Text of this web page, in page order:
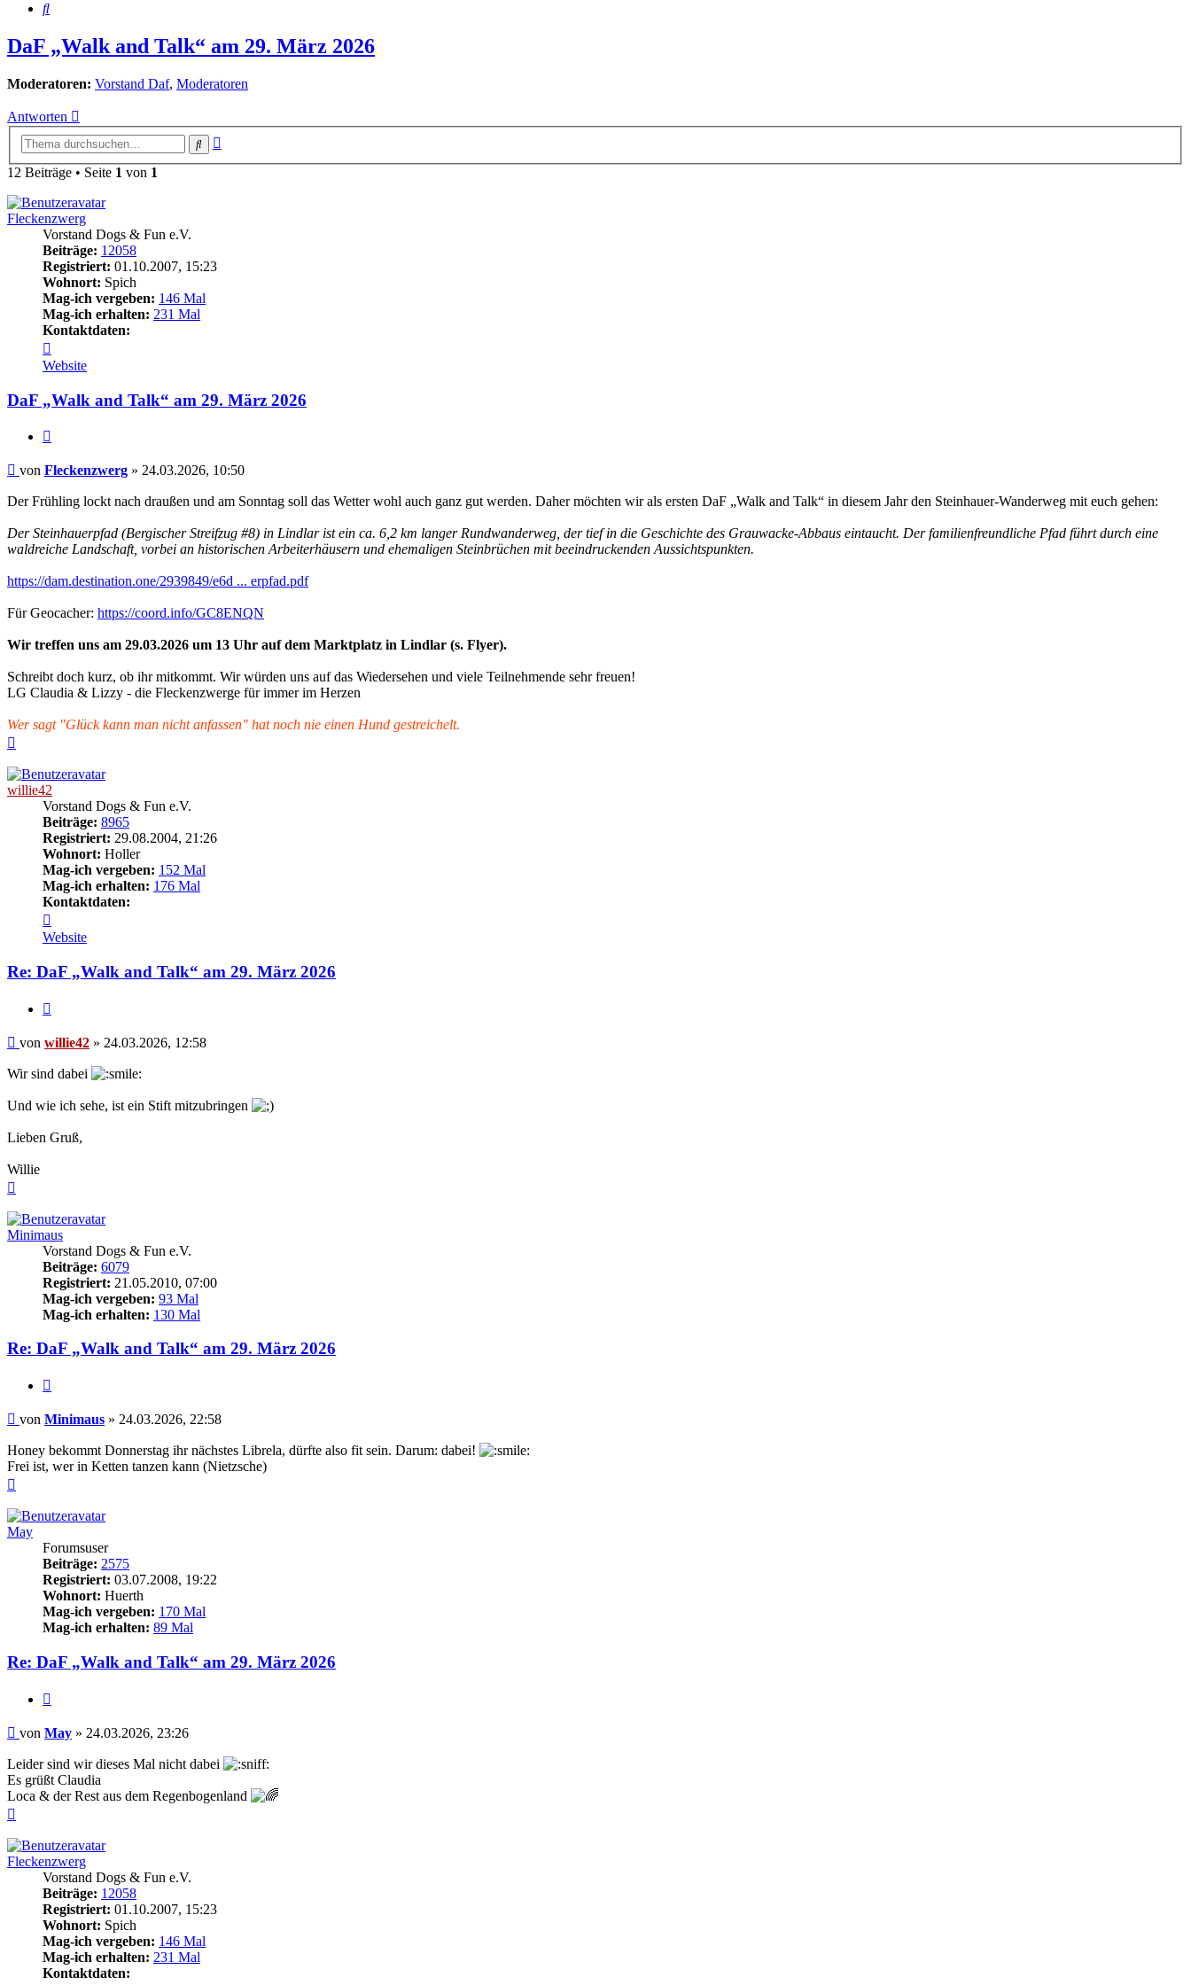
Suche
DaF „Walk and Talk“ am 29. März 2026
Moderatoren: Vorstand Daf, Moderatoren
Antworten
Suche
12 Beiträge • Seite 1 von 1
Fleckenzwerg
Vorstand Dogs & Fun e.V.
Beiträge: 12058
Registriert: 01.10.2007, 15:23
Wohnort: Spich
Mag-ich vergeben: 146 Mal
Mag-ich erhalten: 231 Mal
Kontaktdaten:
von
Fleckenzwerg
Website
DaF „Walk and Talk“ am 29. März 2026
Beitrag
von Fleckenzwerg » 24.03.2026, 10:50
Der Frühling lockt nach draußen und am Sonntag soll das Wetter wohl auch ganz gut werden. Daher möchten wir als ersten DaF „Walk and Talk“ in diesem Jahr den Steinhauer-Wanderweg mit euch gehen:
Der Steinhauerpfad (Bergischer Streifzug #8) in Lindlar ist ein ca. 6,2 km langer Rundwanderweg, der tief in die Geschichte des Grauwacke-Abbaus eintaucht. Der familienfreundliche Pfad führt durch eine
waldreiche Landschaft, vorbei an historischen Arbeiterhäusern und ehemaligen Steinbrüchen mit beeindruckenden Aussichtspunkten.
https://dam.destination.one/2939849/e6d ... erpfad.pdf
Für Geocacher: https://coord.info/GC8ENQN
Wir treffen uns am 29.03.2026 um 13 Uhr auf dem Marktplatz in Lindlar (s. Flyer).
Schreibt doch kurz, ob ihr mitkommt. Wir würden uns auf das Wiedersehen und viele Teilnehmende sehr freuen!
LG Claudia & Lizzy - die Fleckenzwerge für immer im Herzen
Wer sagt "Glück kann man nicht anfassen" hat noch nie einen Hund gestreichelt.
willie42
Vorstand Dogs & Fun e.V.
Beiträge: 8965
Registriert: 29.08.2004, 21:26
Wohnort: Holler
Mag-ich vergeben: 152 Mal
Mag-ich erhalten: 176 Mal
Kontaktdaten:
von
willie42
Website
Re: DaF „Walk and Talk“ am 29. März 2026
Beitrag
von willie42 » 24.03.2026, 12:58
Wir sind dabei
Und wie ich sehe, ist ein Stift mitzubringen
Lieben Gruß,
Willie
Minimaus
Vorstand Dogs & Fun e.V.
Beiträge: 6079
Registriert: 21.05.2010, 07:00
Mag-ich vergeben: 93 Mal
Mag-ich erhalten: 130 Mal
Re: DaF „Walk and Talk“ am 29. März 2026
Beitrag
von Minimaus » 24.03.2026, 22:58
Honey bekommt Donnerstag ihr nächstes Librela, dürfte also fit sein. Darum: dabei!
Frei ist, wer in Ketten tanzen kann (Nietzsche)
May
Forumsuser
Beiträge: 2575
Registriert: 03.07.2008, 19:22
Wohnort: Huerth
Mag-ich vergeben: 170 Mal
Mag-ich erhalten: 89 Mal
Re: DaF „Walk and Talk“ am 29. März 2026
Beitrag
von May » 24.03.2026, 23:26
Leider sind wir dieses Mal nicht dabei
Es grüßt Claudia
Loca & der Rest aus dem Regenbogenland
Fleckenzwerg
Vorstand Dogs & Fun e.V.
Beiträge: 12058
Registriert: 01.10.2007, 15:23
Wohnort: Spich
Mag-ich vergeben: 146 Mal
Mag-ich erhalten: 231 Mal
Kontaktdaten: